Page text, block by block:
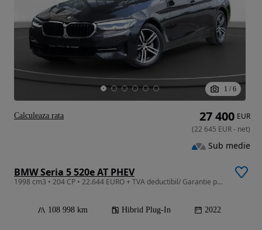
1 / 6
BMW Seria 5 520e AT PHEV
1998 cm3 • 204 CP • 22.644 EURO + TVA deductibil/ Garantie pana la 3 Ani/ Istoric Service
108 998 km Hibrid Plug-In 2022
27 400 EUR
(22 645 EUR- net)
Sub medie
Calculeaza rata